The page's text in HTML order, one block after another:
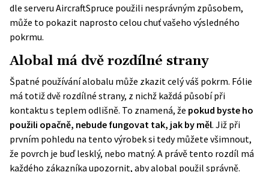
dle serveru AircraftSpruce použili nesprávným způsobem,
může to pokazit naprosto celou chuť vašeho výsledného
pokrmu.
Alobal má dvě rozdílné strany
Špatné používání alobalu může zkazit celý váš pokrm. Fólie
má totiž dvě rozdílné strany, z nichž každá působí při
kontaktu s teplem odlišně. To znamená, že pokud byste ho
použili opačně, nebude fungovat tak, jak by měl. Již při
prvním pohledu na tento výrobek si tedy můžete všimnout,
že povrch je buď lesklý, nebo matný. A právě tento rozdíl má
každého zákazníka upozornit, aby alobal použil správně.